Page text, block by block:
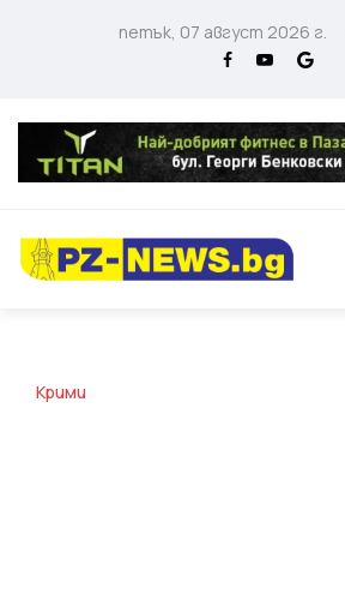
петък, 07 август 2026 г.
Крими